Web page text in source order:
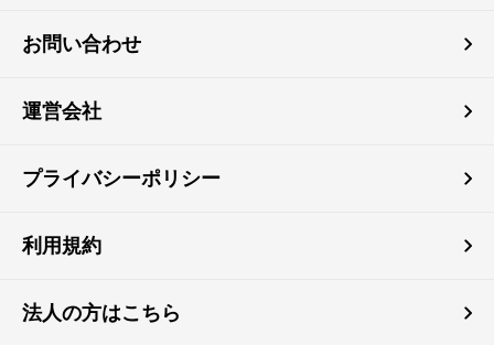
お問い合わせ
運営会社
プライバシーポリシー
利用規約
法人の方はこちら